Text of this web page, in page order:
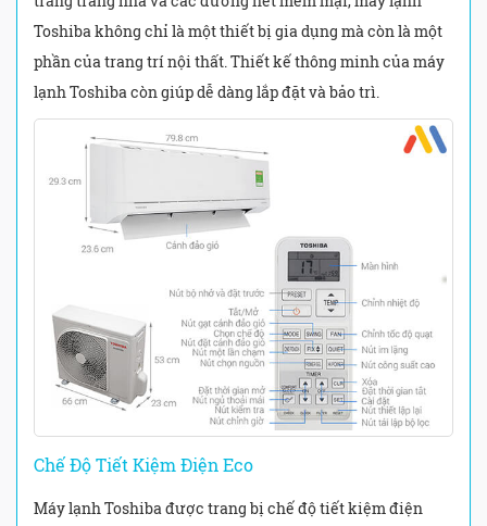
Toshiba không chỉ là một thiết bị gia dụng mà còn là một
phần của trang trí nội thất. Thiết kế thông minh của máy
lạnh Toshiba còn giúp dễ dàng lắp đặt và bảo trì.
Chế Độ Tiết Kiệm Điện Eco
Máy lạnh Toshiba được trang bị chế độ tiết kiệm điện